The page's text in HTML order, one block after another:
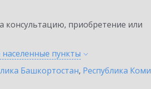
консультацию, приобретение или
населенные пункты
Башкортостан, Республика Коми